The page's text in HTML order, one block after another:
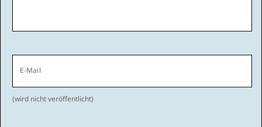
E-Mail
(wird nicht veröffentlicht)